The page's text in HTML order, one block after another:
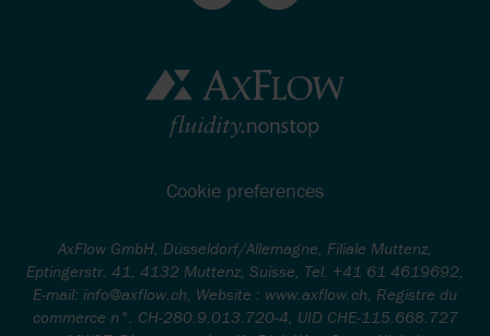
Cookie preferences
AxFlow GmbH, Düsseldorf/Allemagne, Filiale Muttenz,
Eptingerstr. 41, 4132 Muttenz, Suisse, Tel. +41 61 4619692,
E-mail: info@axflow.ch, Website : www.axflow.ch, Registre du
commerce n°. CH-280.9.013.720-4, UID CHE-115.668.727